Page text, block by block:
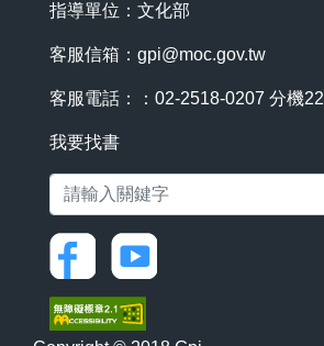
指導單位：文化部
客服信箱： gpi@moc.gov.tw
客服電話：：02-2518-0207 分機22
我要找書